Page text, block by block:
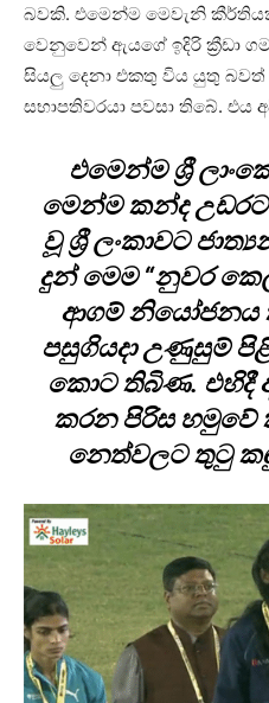
බවකි. එමෙන්ම මෙවැනි
වෙනුවෙන් ඇයගේ ඉදිරි ක්‍රීඩා
සියලු දෙනා එකතු විය යුතු
සභාපතිවරයා පවසා තිබේ. එය
එමෙන්ම ශ්‍රී
මෙන්ම කන්ද
වූ ශ්‍රී ලංකාවට
දුන් මෙම “නුවර
ආගම් නියෝජනය
පසුගියදා උණුසුම්
කොට තිබිණ. එහිදී
කරන පිරිස හමුවේ
නෙත්වලට තුටු